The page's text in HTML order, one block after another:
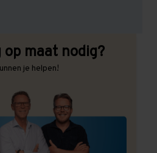
op maat nodig?
je helpen!